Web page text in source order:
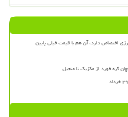
گره خورد از مکزیک تا منجیل